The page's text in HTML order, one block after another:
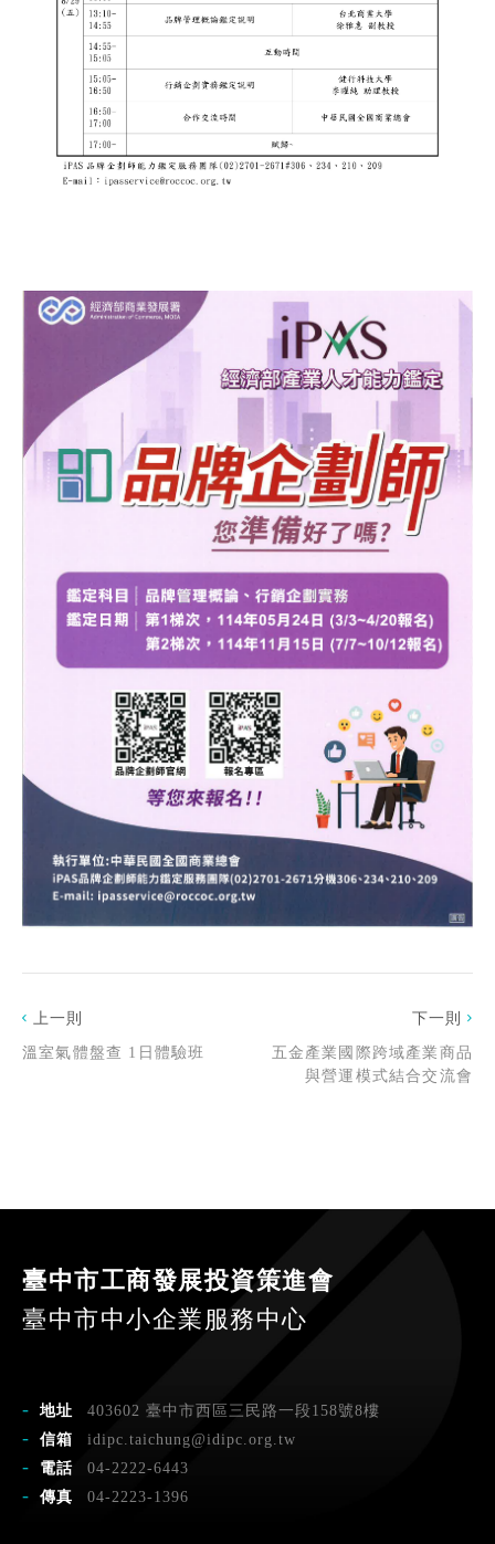
上一則
溫室氣體盤查 1日體驗班
下一則
五金產業國際跨域產業商品
與營運模式結合交流會
臺中市工商發展投資策進會
臺中市中小企業服務中心
地址
403602 臺中市西區三民路一段158號8樓
信箱
idipc.taichung@idipc.org.tw
電話
04-2222-6443
傳真
04-2223-1396